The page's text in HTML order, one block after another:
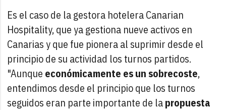
Es el caso de la gestora hotelera Canarian
Hospitality, que ya gestiona nueve activos en
Canarias y que fue pionera al suprimir desde el
principio de su actividad los turnos partidos.
"Aunque económicamente es un sobrecoste,
entendimos desde el principio que los turnos
seguidos eran parte importante de lapropuesta